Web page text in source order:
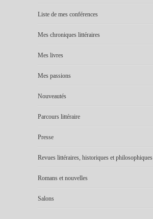
Liste de mes conférences
Mes chroniques littéraires
Mes livres
Mes passions
Nouveautés
Parcours littéraire
Presse
Revues littéraires, historiques et philosophiques
Romans et nouvelles
Salons